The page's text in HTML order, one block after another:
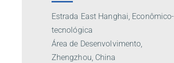
Estrada East Hanghai, Econômico-
tecnológica
Área de Desenvolvimento,
Zhengzhou, China